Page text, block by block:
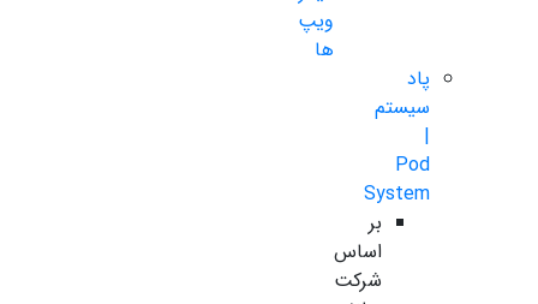
ویپ
ها
پاد
سیستم
|
Pod
System
بر
اساس
شرکت